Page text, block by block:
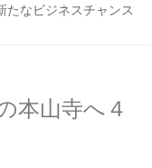
たなビジネスチャンス
本山寺へ４